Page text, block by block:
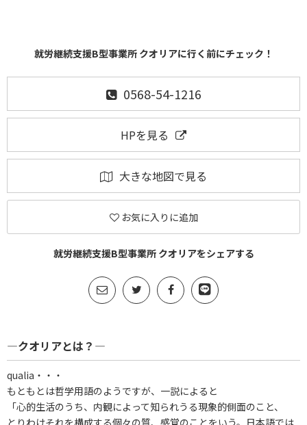
就労継続支援B型事業所 クオリアに行く前にチェック！
0568-54-1216
HPを見る
大きな地図で見る
お気に入りに追加
就労継続支援B型事業所 クオリアをシェアする
―クオリアとは？―
qualia・・・
もともとは哲学用語のようですが、一説によると
「心的生活のうち、内観によって知られうる現象的側面のこと、